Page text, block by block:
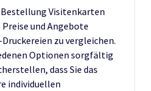
Visitenkarten
und Angebote
zu vergleichen.
Optionen sorgfältig
dass Sie das
individuellen